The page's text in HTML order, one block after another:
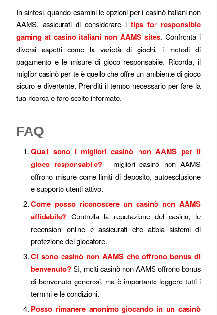
In sintesi, quando esamini le opzioni per i casinò italiani non
AAMS, assicurati di considerare i tips for responsible
gaming at casino italiani non AAMS sites. Confronta i
diversi aspetti come la varietà di giochi, i metodi di
pagamento e le misure di gioco responsabile. Ricorda, il
miglior casinò per te è quello che offre un ambiente di gioco
sicuro e divertente. Prenditi il tempo necessario per fare la
tua ricerca e fare scelte informate.
FAQ
Quali sono i migliori casinò non AAMS per il
gioco responsabile? I migliori casinò non AAMS
offrono misure come limiti di deposito, autoesclusione
e supporto utenti attivo.
Come posso riconoscere un casinò non AAMS
affidabile?Controlla la reputazione del casinò, le
recensioni online e assicurati che abbia sistemi di
protezione del giocatore.
Ci sono casinò non AAMS che offrono bonus di
benvenuto?Sì, molti casinò non AAMS offrono bonus
di benvenuto generosi, ma è importante leggere tutti i
termini e le condizioni.
Posso rimanere anonimo giocando in un casinò